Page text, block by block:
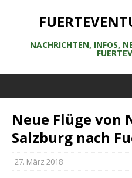
NACHRICHTEN, INFOS,
Neue Flüge von
Salzburg nach
27. März 2018